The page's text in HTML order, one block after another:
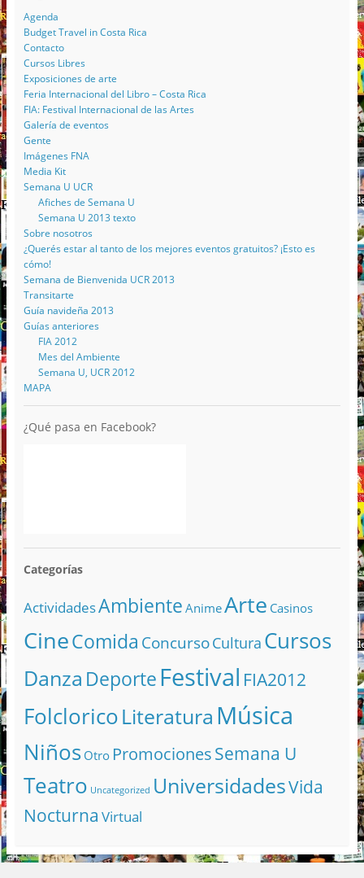
Agenda
Budget Travel in Costa Rica
Contacto
Cursos Libres
Exposiciones de arte
Feria Internacional del Libro – Costa Rica
FIA: Festival Internacional de las Artes
Galería de eventos
Gente
Imágenes FNA
Media Kit
Semana U UCR
Afiches de Semana U
Semana U 2013 texto
Sobre nosotros
¿Querés estar al tanto de los mejores eventos gratuitos? ¡Esto es
cómo!
Semana de Bienvenida UCR 2013
Transitarte
Guía navideña 2013
Guías anteriores
FIA 2012
Mes del Ambiente
Semana U, UCR 2012
MAPA
¿Qué pasa en Facebook?
Categorías
ActividadesAmbiente AnimeArte Casinos
CineComida ConcursoCultura Cursos
Danza DeporteFestival FIA2012
FolcloricoLiteratura Música
Niños Otro PromocionesSemana U
Teatro Uncategorized UniversidadesVida
Nocturna Virtual